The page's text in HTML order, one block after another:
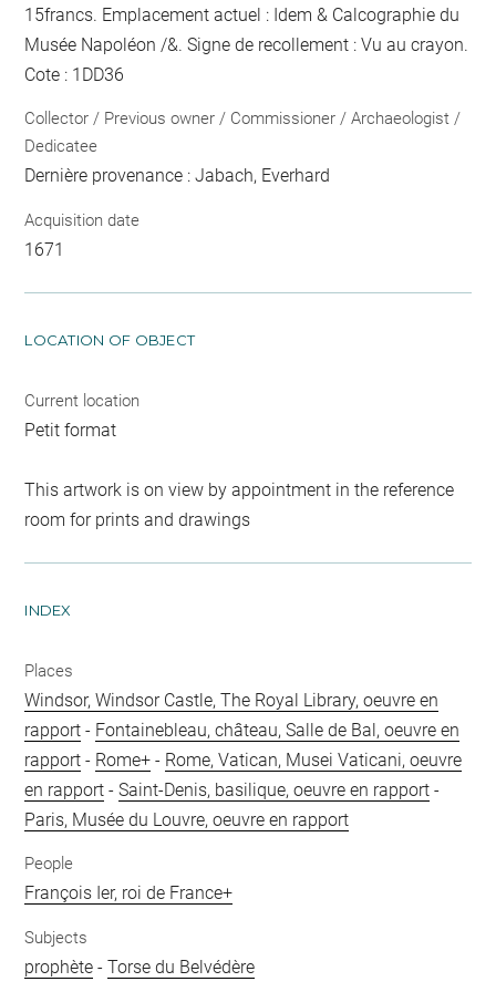
15francs. Emplacement actuel : Idem & Calcographie du
Musée Napoléon /&. Signe de recollement :Vu au crayon.
Cote : 1DD36
Collector / Previous owner / Commissioner / Archaeologist /
Dedicatee
Dernière provenance : Jabach, Everhard
Acquisition date
1671
LOCATION OF OBJECT
Current location
Petit format
This artwork is on view by appointment in the reference
room for prints and drawings
INDEX
Places
Windsor, Windsor Castle, The Royal Library, oeuvre en
rapport - Fontainebleau, château, Salle de Bal, oeuvre en
rapport - Rome+ - Rome, Vatican, Musei Vaticani, oeuvre
en rapport -Saint-Denis, basilique, oeuvre en rapport -
Paris, Musée du Louvre, oeuvre en rapport
People
François Ier, roi de France+
Subjects
prophète -Torse du Belvédère